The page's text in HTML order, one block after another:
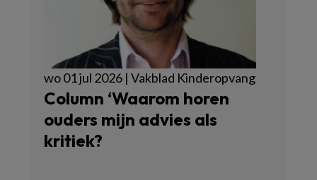
wo 01 jul 2026 | Vakblad Kinderopvang
Column ‘Waarom horen
ouders mijn advies als
kritiek?